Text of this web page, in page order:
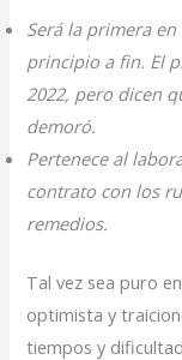
Será la primera
principio a fin. El
2022, pero dicen
demoró.
Pertenece al
contrato con los
remedios.
Tal vez sea puro
optimista y
tiempos y